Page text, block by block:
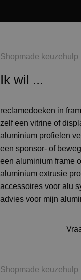
Shopmade keuzehulp
Ik wil ...
reclamedoeken in
zelf een vitrine of
aluminium profielen
een sponsor- of
een aluminium frame
aluminium extrusie
accessoires voor alu
advies voor mijn
Shopmade keuzehulp